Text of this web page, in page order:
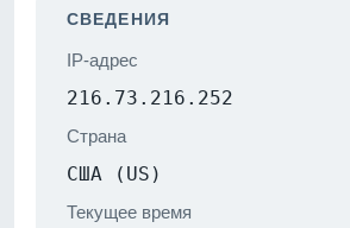
СВЕДЕНИЯ
IP-адрес
216.73.216.252
Страна
США (US)
Текущее время